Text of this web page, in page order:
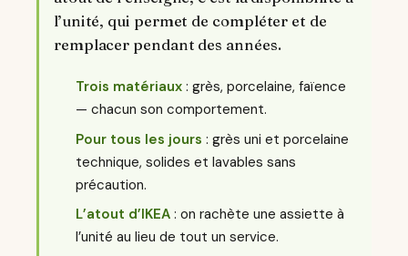
l’unité, qui permet de compléter et de
remplacer pendant des années.
Trois matériaux : grès, porcelaine, faïence
— chacun son comportement.
Pour tous les jours : grès uni et porcelaine
technique, solides et lavables sans
précaution.
L’atout d’IKEA : on rachète une assiette à
l’unité au lieu de tout un service.